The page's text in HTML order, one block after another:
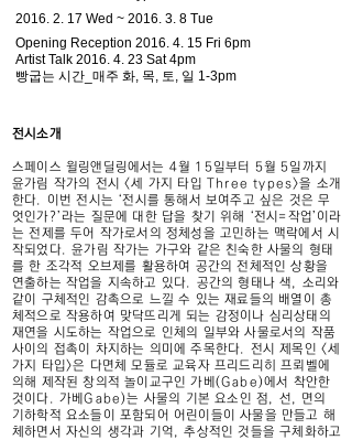
2016. 2. 17 Wed ~ 2016. 3. 8 Tue
Opening Reception 2016. 4. 15 Fri 6pm
Artist Talk 2016. 4. 23 Sat 4pm
​빵굽는 시간_매주 화, 목, 토, 일 1-3pm
전시소개
스페이스 윌링앤딜링에서는 4월 15일부터 5월 5일까지
윤가림 작가의 전시 <세 가지 타입 Three types>을 소개
한다. 이번 전시는 ‘전시를 통해서 보여주고 싶은 것은 무
엇인가?’라는 질문에 대한 답을 찾기 위해 ‘전시=작업’이라
는 전제를 두어 작가로서의 정체성을 고민하는 맥락에서 시
작되었다. 윤가림 작가는 가구와 같은 친숙한 사물의 형태
를 한 조각적 오브제를 활용하여 공간의 전체적인 상황을
연출하는 작업을 지속하고 있다. 공간의 형태나 색, 소리와
같이 구체적인 감촉으로 느낄 수 있는 재료들의 배열이 총
체적으로 작용하여 맞닥뜨리게 되는 감정이나 심리상태의
재연을 시도하는 작업으로 인체의 일부와 사물로서의 작품
사이의 접촉이 차지하는 의미에 주목한다. 전시 제목인 <세
가지 타입>은 다면체 모듈로 교육자 프리드리히 프뢰벨에
의해 제작된 창의적 놀이교구인 가베(Gabe)에서 착안한
것이다. 가베Gabe)는 사물의 기본 요소인 점, 선, 면의
기하학적 요소들이 포함되어 어린이들이 사물을 만들고 해
체하면서 자신의 생각과 기억, 추상적인 것들을 구체화하고